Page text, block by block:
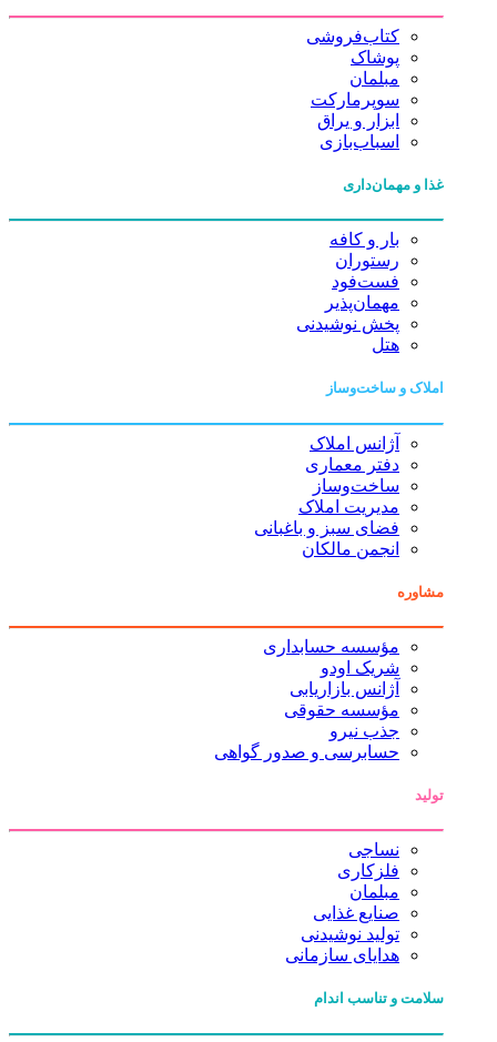
کتاب‌فروشی
پوشاک
مبلمان
سوپرمارکت
ابزار و یراق
اسباب‌بازی
غذا و مهمان‌داری
بار و کافه
رستوران
فست‌فود
مهمان‌پذیر
پخش نوشیدنی
هتل
املاک و ساخت‌وساز
آژانس املاک
دفتر معماری
ساخت‌وساز
مدیریت املاک
فضای سبز و باغبانی
انجمن مالکان
مشاوره
مؤسسه حسابداری
شریک اودو
آژانس بازاریابی
مؤسسه حقوقی
جذب نیرو
حسابرسی و صدور گواهی
تولید
نساجی
فلزکاری
مبلمان
صنایع غذایی
تولید نوشیدنی
هدایای سازمانی
سلامت و تناسب اندام